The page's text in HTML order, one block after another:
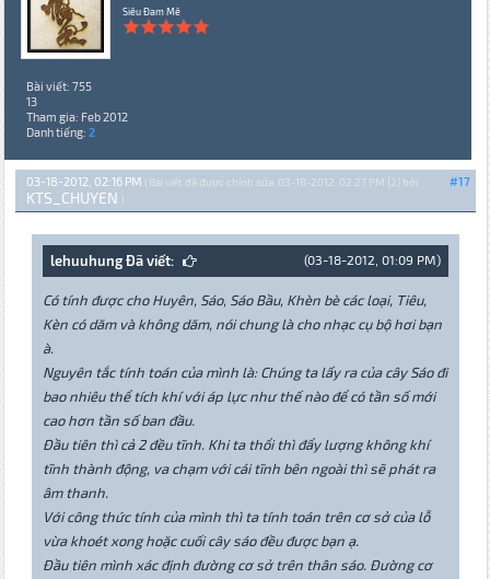
Siêu Đam Mê
Bài viết: 755
13
Tham gia: Feb 2012
Danh tiếng: 2
#17
03-18-2012, 02:16 PM (Bài viết đã được chỉnh sửa: 03-18-2012, 02:27 PM {2} bởi
KTS_CHUYEN .)
(03-18-2012, 01:09 PM)
lehuuhung Đã viết:
Có tính được cho Huyên, Sáo, Sáo Bầu, Khèn bè các loại, Tiêu,
Kèn có dăm và không dăm, nói chung là cho nhạc cụ bộ hơi bạn
à.
Nguyên tắc tính toán của mình là: Chúng ta lấy ra của cây Sáo đi
bao nhiêu thể tích khí với áp lực như thế nào để có tần số mới
cao hơn tần số ban đầu.
Đầu tiên thì cả 2 đều tĩnh. Khi ta thổi thì đẩy lượng không khí
tĩnh thành động, va chạm với cái tĩnh bên ngoài thì sẽ phát ra
âm thanh.
Với công thức tính của mình thì ta tính toán trên cơ sở của lỗ
vừa khoét xong hoặc cuối cây sáo đều được bạn ạ.
Đầu tiên mình xác định đường cơ sở trên thân sáo. Đường cơ